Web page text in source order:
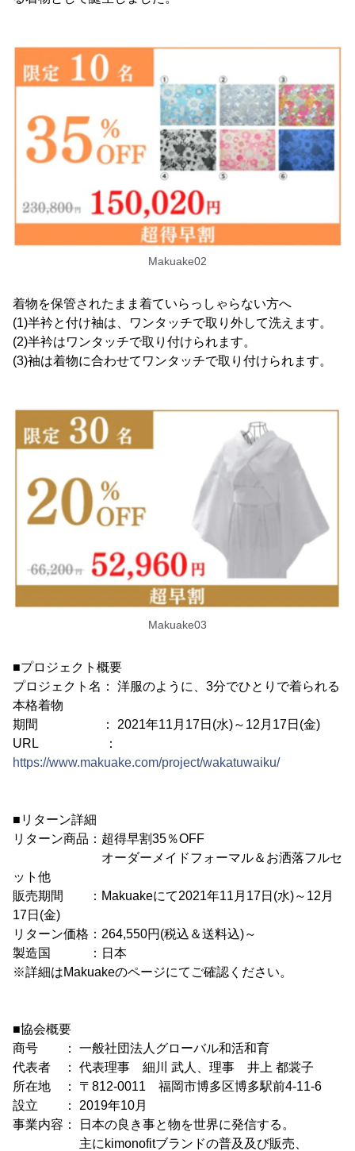
Makuake02
着物を保管されたまま着ていらっしゃらない方へ
(1)半衿と付け袖は、ワンタッチで取り外して洗えます。
(2)半衿はワンタッチで取り付けられます。
(3)袖は着物に合わせてワンタッチで取り付けられます。
Makuake03
■プロジェクト概要
プロジェクト名： 洋服のように、3分でひとりで着られる
本格着物
期間 ： 2021年11月17日(水)～12月17日(金)
URL ：
https://www.makuake.com/project/wakatuwaiku/
■リターン詳細
リターン商品：超得早割35％OFF
オーダーメイドフォーマル＆お洒落フルセ
ット他
販売期間 ：Makuakeにて2021年11月17日(水)～12月
17日(金)
リターン価格：264,550円(税込＆送料込)～
製造国 ：日本
※詳細はMakuakeのページにてご確認ください。
■協会概要
商号 ： 一般社団法人グローバル和活和育
代表者 ： 代表理事 細川 武人、理事 井上 都裳子
所在地 ： 〒812-0011 福岡市博多区博多駅前4-11-6
設立 ： 2019年10月
事業内容： 日本の良き事と物を世界に発信する。
主にkimonofitブランドの普及及び販売、